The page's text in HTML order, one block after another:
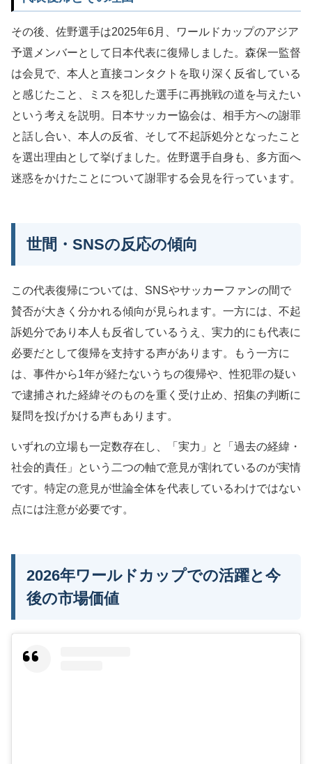
その後、佐野選手は2025年6月、ワールドカップのアジア
予選メンバーとして日本代表に復帰しました。森保一監督
は会見で、本人と直接コンタクトを取り深く反省している
と感じたこと、ミスを犯した選手に再挑戦の道を与えたい
という考えを説明。日本サッカー協会は、相手方への謝罪
と話し合い、本人の反省、そして不起訴処分となったこと
を選出理由として挙げました。佐野選手自身も、多方面へ
迷惑をかけたことについて謝罪する会見を行っています。
世間・SNSの反応の傾向
この代表復帰については、SNSやサッカーファンの間で
賛否が大きく分かれる傾向が見られます。一方には、不起
訴処分であり本人も反省しているうえ、実力的にも代表に
必要だとして復帰を支持する声があります。もう一方に
は、事件から1年が経たないうちの復帰や、性犯罪の疑い
で逮捕された経緯そのものを重く受け止め、招集の判断に
疑問を投げかける声もあります。
いずれの立場も一定数存在し、「実力」と「過去の経緯・
社会的責任」という二つの軸で意見が割れているのが実情
です。特定の意見が世論全体を代表しているわけではない
点には注意が必要です。
2026年ワールドカップでの活躍と今
後の市場価値